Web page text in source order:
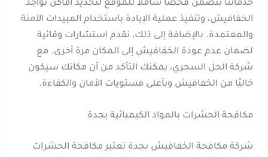
خدماتنا تتضمن فحصًا شاملاً للموقع لتحديد أماكن تواجد
الخفافيش، وتنفيذ عملية الإبادة باستخدام المبيدات الآمنة
والمعتمدة. بالإضافة إلى ذلك، نقدم استشارات وقائية
لضمان عدم عودة الخفافيش إلى المكان مرة أخرى. مع
شركة الحل السحري، يمكنك التأكد من أن مكانك سيكون
خاليًا من الخفافيش وبأعلى مستويات الأمان والكفاءة.
مكافحة الحشرات بالمواد الكيميائية بجدة
شركة مكافحة الخفافيش بجدة تعتبر مكافحة الحشرات